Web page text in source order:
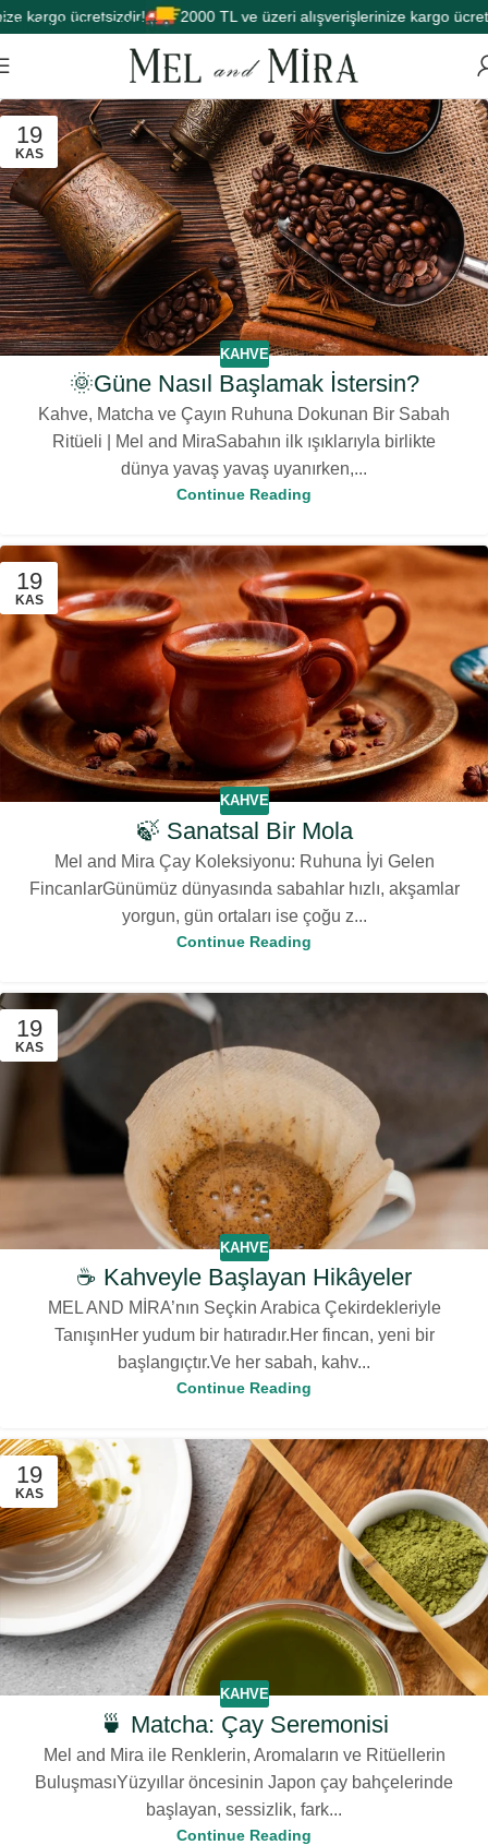
Skip to main content
kargo ücretsizdir! 2000 TL ve üzeri alışverişlerinize kargo
19
KAS
KAHVE
🌞Güne Nasıl Başlamak İstersin?
Kahve, Matcha ve Çayın Ruhuna Dokunan Bir Sabah
Ritüeli | Mel and MiraSabahın ilk ışıklarıyla birlikte
dünya yavaş yavaş uyanırken,...
Continue Reading
19
KAS
KAHVE
🍃 Sanatsal Bir Mola
Mel and Mira Çay Koleksiyonu: Ruhuna İyi Gelen
FincanlarGünümüz dünyasında sabahlar hızlı, akşamlar
yorgun, gün ortaları ise çoğu z...
Continue Reading
19
KAS
KAHVE
☕ Kahveyle Başlayan Hikâyeler
MEL AND MİRA’nın Seçkin Arabica Çekirdekleriyle
TanışınHer yudum bir hatıradır.Her fincan, yeni bir
başlangıçtır.Ve her sabah, kahv...
Continue Reading
19
KAS
KAHVE
🍵 Matcha: Çay Seremonisi
Mel and Mira ile Renklerin, Aromaların ve Ritüellerin
BuluşmasıYüzyıllar öncesinin Japon çay bahçelerinde
başlayan, sessizlik, fark...
Continue Reading